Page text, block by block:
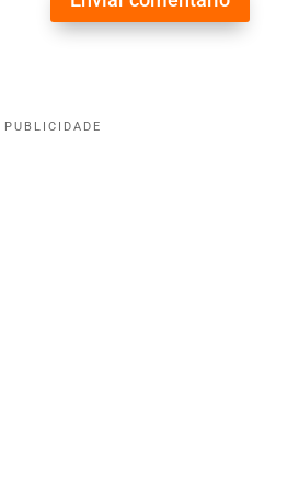
PUBLICIDADE